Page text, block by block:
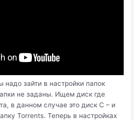
зайти в настройки папок
не заданы. Ищем диск где
в данном случае это диск C – и
Torrents. Теперь в настройках